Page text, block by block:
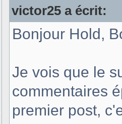
victor25 a écrit:
Bonjour Hold,
Je vois que le
commentaires
premier post,